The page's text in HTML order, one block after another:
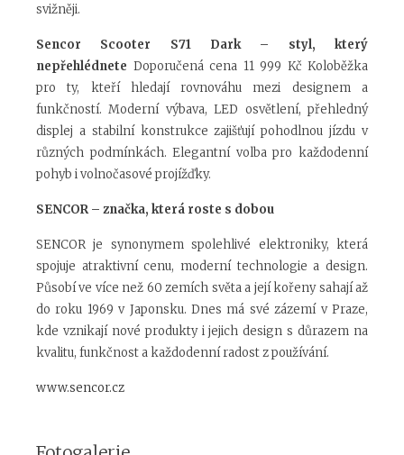
svižněji.
Sencor Scooter S71 Dark – styl, který
nepřehlédnete Doporučená cena 11 999 Kč Koloběžka
pro ty, kteří hledají rovnováhu mezi designem a
funkčností. Moderní výbava, LED osvětlení, přehledný
displej a stabilní konstrukce zajišťují pohodlnou jízdu v
různých podmínkách. Elegantní volba pro každodenní
pohyb i volnočasové projížďky.
SENCOR – značka, která roste s dobou
SENCOR je synonymem spolehlivé elektroniky, která
spojuje atraktivní cenu, moderní technologie a design.
Působí ve více než 60 zemích světa a její kořeny sahají až
do roku 1969 v Japonsku. Dnes má své zázemí v Praze,
kde vznikají nové produkty i jejich design s důrazem na
kvalitu, funkčnost a každodenní radost z používání.
www.sencor.cz